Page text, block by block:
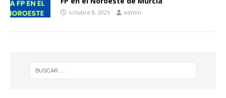
octubre 8, 2025 admin